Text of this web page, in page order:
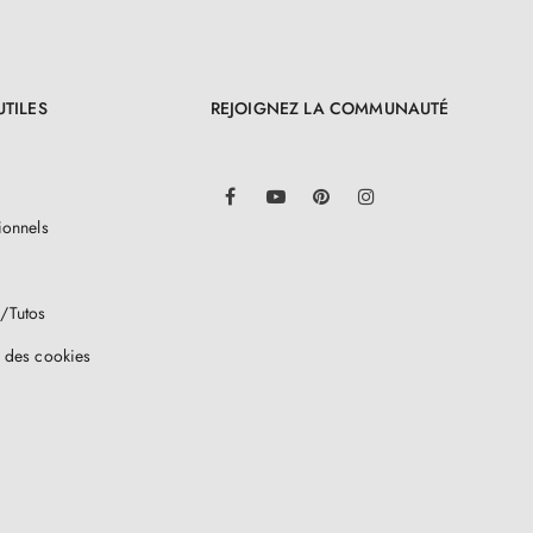
cookies
REJOIGNEZ LA COMMUNAUTÉ
FacebookYouTube Pinterest